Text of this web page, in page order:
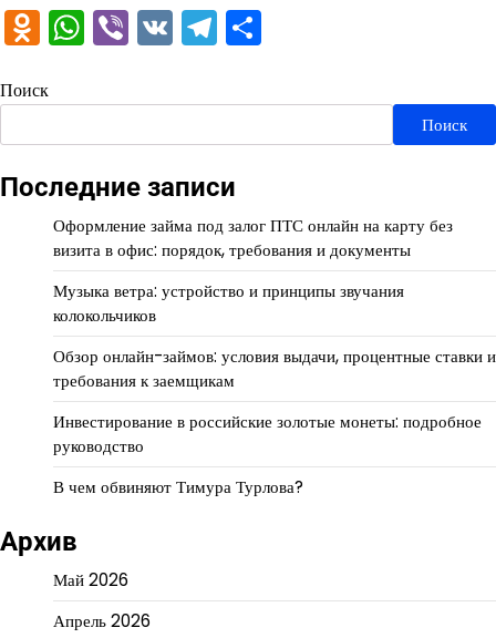
Odnoklassniki
WhatsApp
Viber
VKTelegram
Поиск
Поиск
Последние записи
Оформление займа под залог ПТС онлайн на карту без
визита в офис: порядок, требования и документы
Музыка ветра: устройство и принципы звучания
колокольчиков
Обзор онлайн-займов: условия выдачи, процентные ставки и
требования к заемщикам
Инвестирование в российские золотые монеты: подробное
руководство
В чем обвиняют Тимура Турлова?
Архив
Май 2026
Апрель 2026